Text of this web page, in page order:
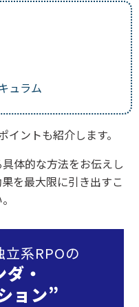
ュラム
ントも紹介します。
体的な方法をお伝えし
を最大限に引き出すこ
系RPOの
・
ョン”